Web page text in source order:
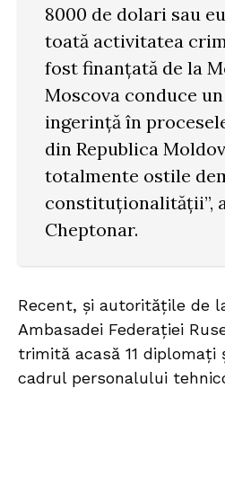
8000 de dolari sau
toată activitatea
fost finanțată de la
Moscova conduce
ingerință în
din Republica
totalmente ostile
constituționalității”,
Cheptonar.
Recent, și autoritățile de
Ambasadei Federației
trimită acasă 11 diplomați
cadrul personalului